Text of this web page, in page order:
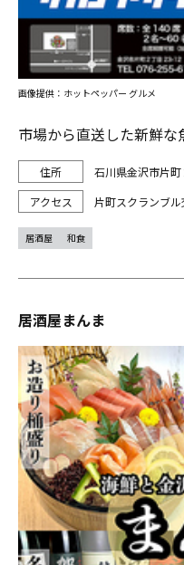
市場から直送した新鮮な
石川県金沢市片町
片町スクランブ
画像提供：ホットペッパー グルメ
居酒屋 和食
居酒屋まんま